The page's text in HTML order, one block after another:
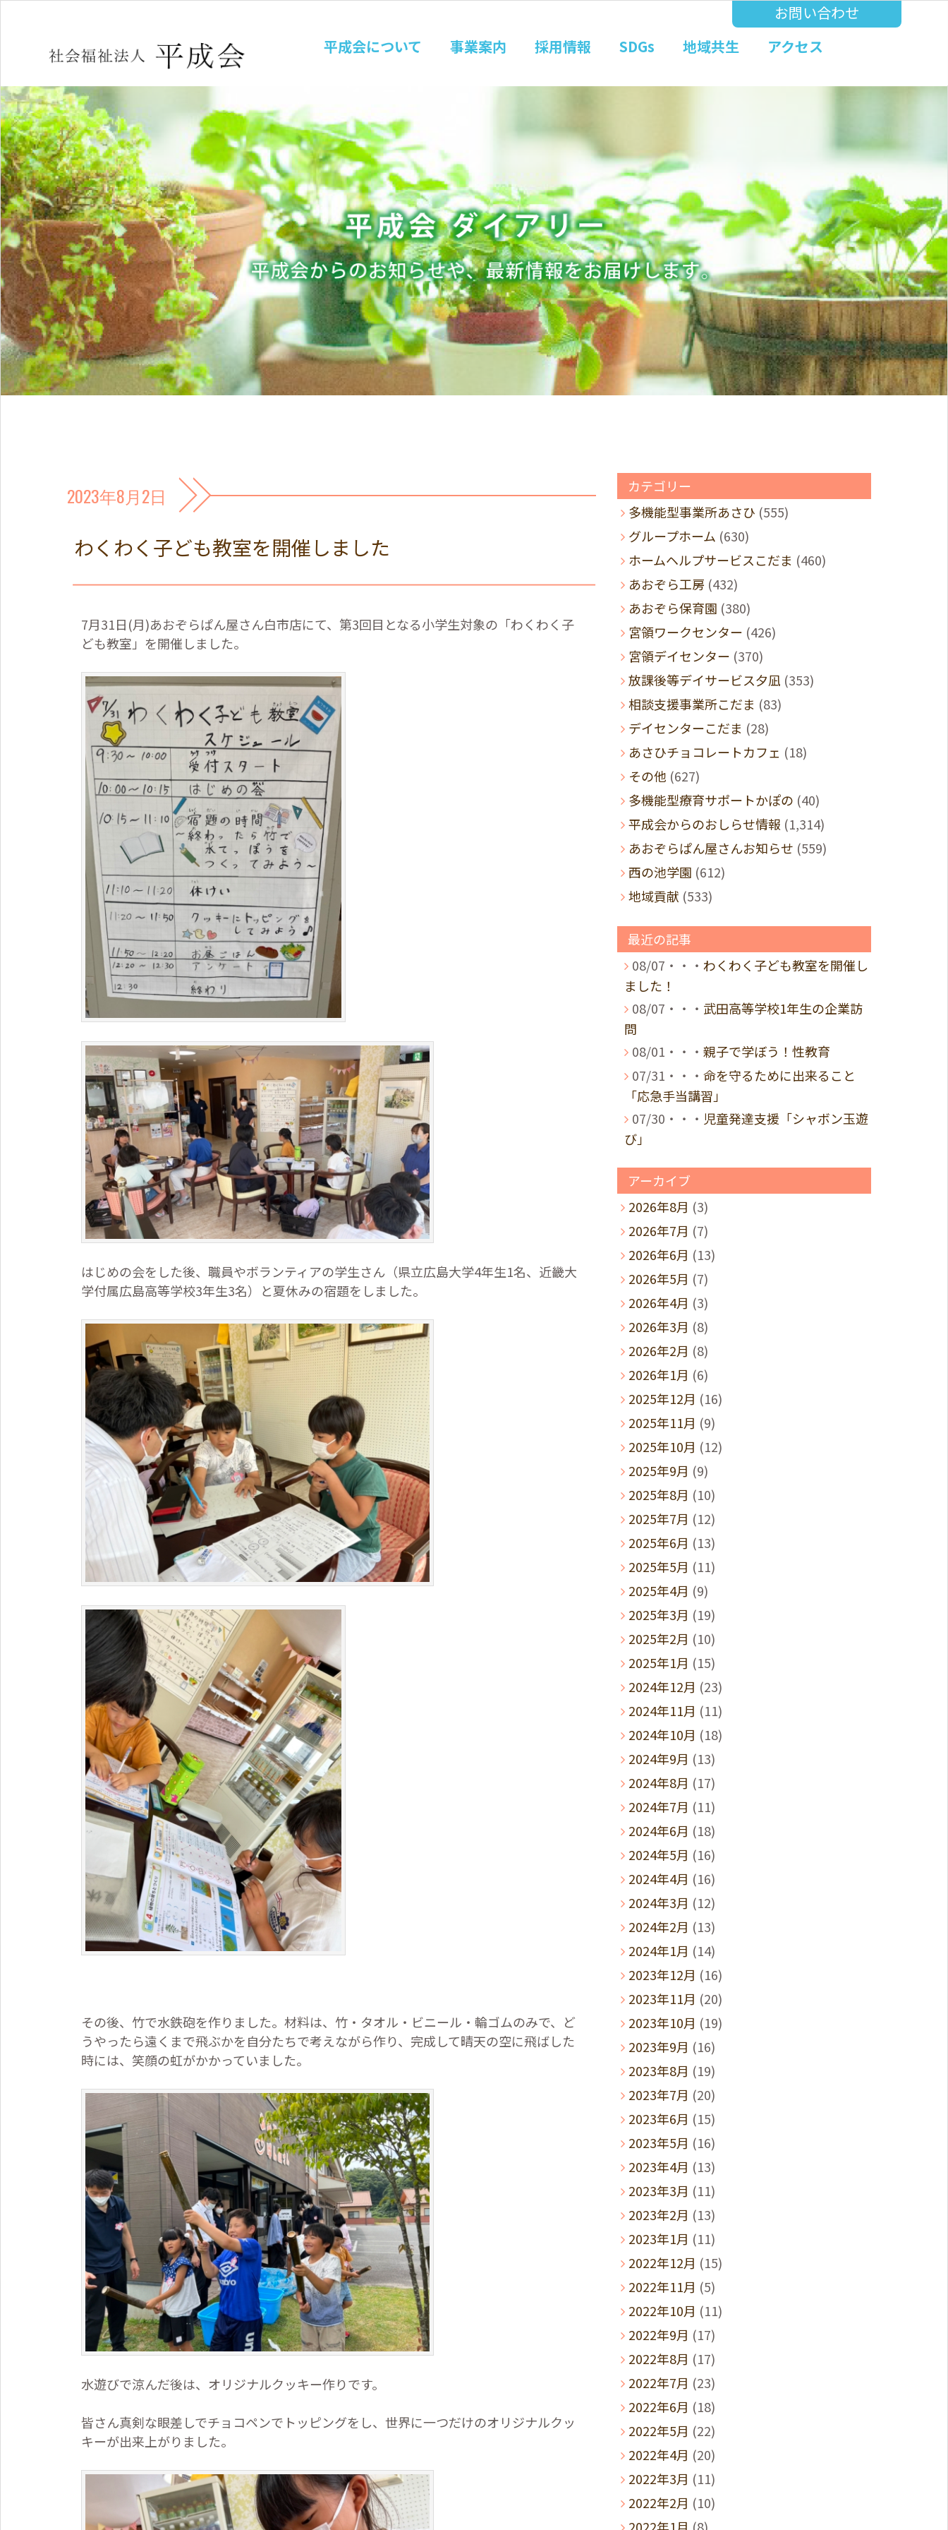
お問い合わせ
平成会について
事業案内 採用情報 SDGs 地域共生 アクセス
2023年8月2日
わくわく子ども教室を開催しました
7月31日(月)あおぞらぱん屋さん白市店にて、第3回目となる小学生対象の「わくわく子
ども教室」を開催しました。
はじめの会をした後、職員やボランティアの学生さん（県立広島大学4年生1名、近畿大
学付属広島高等学校3年生3名）と夏休みの宿題をしました。
その後、竹で水鉄砲を作りました。材料は、竹・タオル・ビニール・輪ゴムのみで、ど
うやったら遠くまで飛ぶかを自分たちで考えながら作り、完成して晴天の空に飛ばした
時には、笑顔の虹がかかっていました。
水遊びで涼んだ後は、オリジナルクッキー作りです。
皆さん真剣な眼差しでチョコペンでトッピングをし、世界に一つだけのオリジナルクッ
キーが出来上がりました。
カテゴリー
多機能型事業所あさひ (555)
グループホーム (630)
ホームヘルプサービスこだま (460)
あおぞら工房 (432)
あおぞら保育園 (380)
宮領ワークセンター (426)
宮領デイセンター (370)
放課後等デイサービス夕凪 (353)
相談支援事業所こだま (83)
デイセンターこだま (28)
あさひチョコレートカフェ (18)
その他 (627)
多機能型療育サポートかぽの (40)
平成会からのおしらせ情報 (1,314)
あおぞらぱん屋さんお知らせ (559)
西の池学園 (612)
地域貢献 (533)
最近の記事
08/07・・・ わくわく子ども教室を開催し
ました！
08/07・・・ 武田高等学校1年生の企業訪
問
08/01・・・ 親子で学ぼう！性教育
07/31・・・ 命を守るために出来ること
「応急手当講習」
07/30・・・ 児童発達支援「シャボン玉遊
び」
アーカイブ
2026年8月 (3)
2026年7月 (7)
2026年6月 (13)
2026年5月 (7)
2026年4月 (3)
2026年3月 (8)
2026年2月 (8)
2026年1月 (6)
2025年12月 (16)
2025年11月 (9)
2025年10月 (12)
2025年9月 (9)
2025年8月 (10)
2025年7月 (12)
2025年6月 (13)
2025年5月 (11)
2025年4月 (9)
2025年3月 (19)
2025年2月 (10)
2025年1月 (15)
2024年12月 (23)
2024年11月 (11)
2024年10月 (18)
2024年9月 (13)
2024年8月 (17)
2024年7月 (11)
2024年6月 (18)
2024年5月 (16)
2024年4月 (16)
2024年3月 (12)
2024年2月 (13)
2024年1月 (14)
2023年12月 (16)
2023年11月 (20)
2023年10月 (19)
2023年9月 (16)
2023年8月 (19)
2023年7月 (20)
2023年6月 (15)
2023年5月 (16)
2023年4月 (13)
2023年3月 (11)
2023年2月 (13)
2023年1月 (11)
2022年12月 (15)
2022年11月 (5)
2022年10月 (11)
2022年9月 (17)
2022年8月 (17)
2022年7月 (23)
2022年6月 (18)
2022年5月 (22)
2022年4月 (20)
2022年3月 (11)
2022年2月 (10)